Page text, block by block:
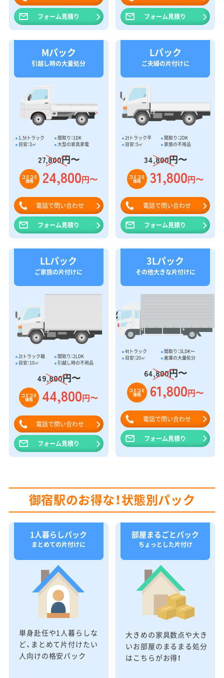
フォーム見積り フォーム見積り
Mパック
引越し時の大量処分
1.5tトラック
間取り：1DK
目安：3㎥
大型の家具家電
27,800円〜
コミコミ
価格 24,800円〜
電話で問い合わせ
フォーム見積り
Lパック
ご夫婦の片付けに
2tトラック平
間取り：2DK
目安：5㎥
家族の不用品
34,800円〜
コミコミ
価格 31,800円〜
電話で問い合わせ
フォーム見積り
LLパック
ご家族の片付けに
2tトラック箱
間取り：2LDK
目安：10㎥
引越し時の不用品
49,800円〜
コミコミ
価格 44,800円〜
電話で問い合わせ
フォーム見積り
3Lパック
その他大きな片付けに
4tトラック
間取り：3LDK〜
目安：20㎥
倉庫の大量処分
64,800円〜
コミコミ
価格 61,800円〜
電話で問い合わせ
フォーム見積り
御宿駅のお得な！状態別パック
1人暮らしパック
まとめての片付けに
単身赴任や1人暮らしな
ど、まとめて片付けたい
人向けの格安パック
部屋まるごとパック
ちょっとした片付け
大きめの家具数点や大き
いお部屋のまるまる処分
はこちらがお得！